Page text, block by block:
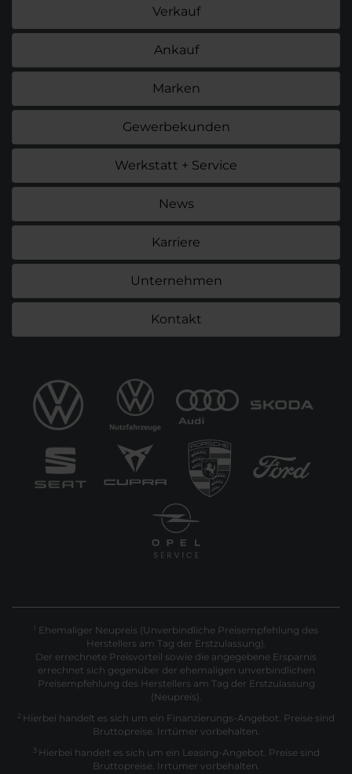
Verkauf
Ankauf
Marken
Gewerbekunden
Werkstatt + Service
News
Karriere
Unternehmen
Kontakt
1 Ehemaliger Neupreis (Unverbindliche Preisempfehlung des
Herstellers am Tag der Erstzulassung).
Der errechnete Preisvorteil sowie die angegebene Ersparnis
errechnet sich gegenüber der ehemaligen unverbindlichen
Preisempfehlung des Herstellers am Tag der Erstzulassung
(Neupreis).
2 Hierbei handelt es sich um ein Finanzierungs-Angebot. Preise sind
Bruttopreise. Irrtümer vorbehalten.
3 Hierbei handelt es sich um ein Leasing-Angebot. Preise sind
Bruttopreise. Irrtümer vorbehalten.